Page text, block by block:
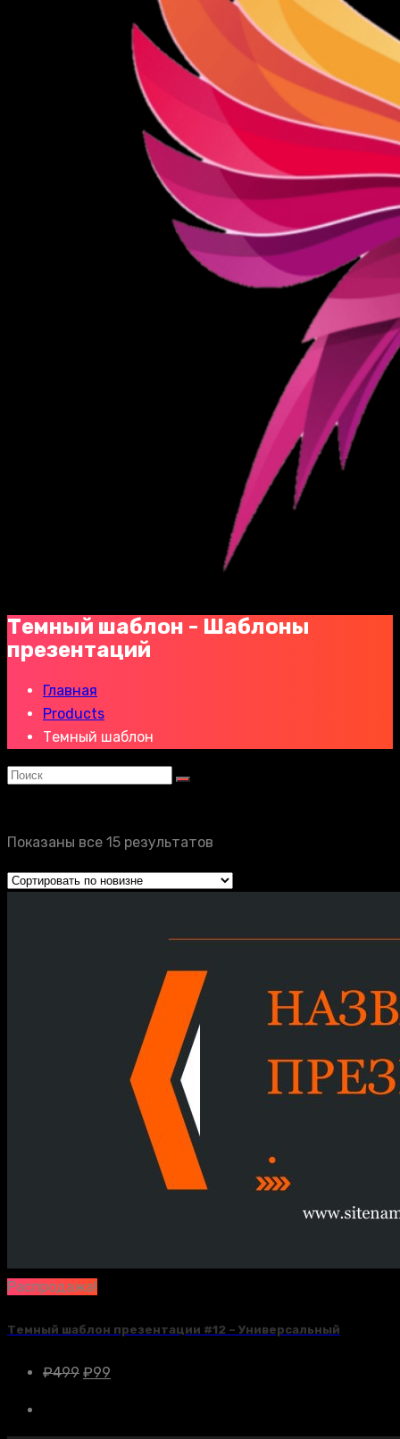
Темный шаблон - Шаблоны
презентаций
Главная
Products
Темный шаблон
Показаны все 15 результатов
Распродажа!
Темный шаблон презентации #12 – Универсальный
₽499 ₽99